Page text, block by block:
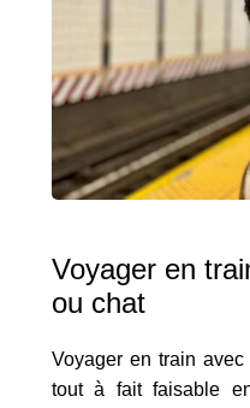
Voyager en
ou chat
Voyager en train
tout à fait faisable